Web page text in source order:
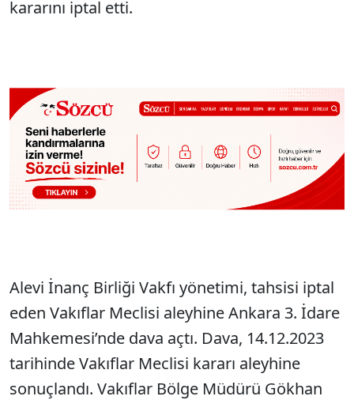
kararını iptal etti.
Alevi İnanç Birliği Vakfı yönetimi, tahsisi iptal
eden Vakıflar Meclisi aleyhine Ankara 3. İdare
Mahkemesi’nde dava açtı. Dava, 14.12.2023
tarihinde Vakıflar Meclisi kararı aleyhine
sonuçlandı. Vakıflar Bölge Müdürü Gökhan